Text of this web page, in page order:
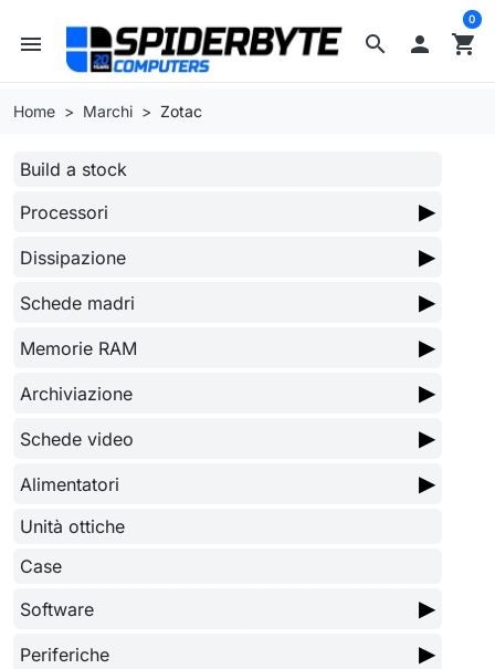
search
menu  shopping_cart
0
Home Marchi Zotac
Build a stock
Processori
▶
Dissipazione ▶
Schede madri ▶
Memorie RAM ▶
Archiviazione ▶
Schede video ▶
Alimentatori ▶
Unità ottiche
Case
Software
▶
Periferiche ▶